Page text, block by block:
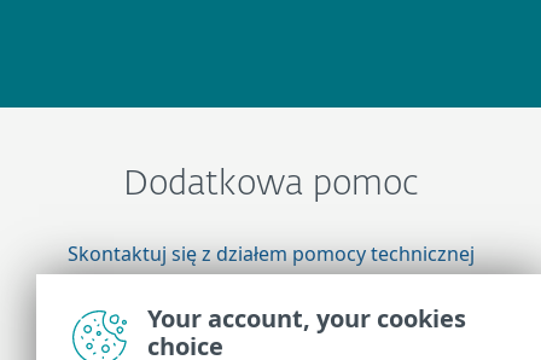
Dodatkowa pomoc
Skontaktuj się z działem pomocy technicznej
firmy ESET
Your account, your cookies
choice